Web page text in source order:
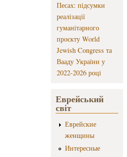
Песах: підсумки
реалізації
гуманітарного
проєкту World
Jewish Congress та
Вааду України у
2022-2026 році
Еврейський
світ
Еврейские
женщины
Интересные